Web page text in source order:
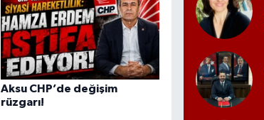
Aksu CHP’de değişim
rüzgarı!